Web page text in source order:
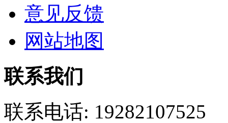
意见反馈
网站地图
联系我们
联系电话: 19282107525